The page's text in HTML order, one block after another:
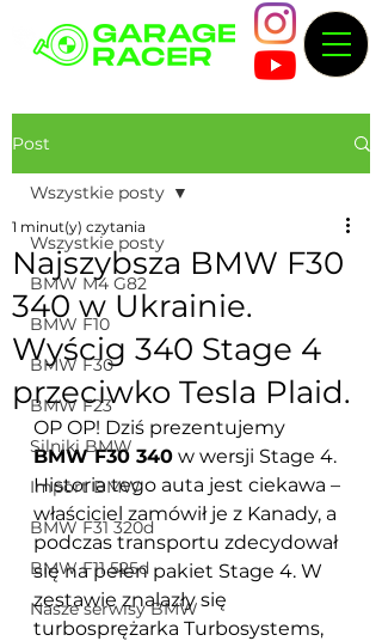
Post
Wszystkie posty
BMW M4 G82
BMW F10
BMW F30
BMW F23
Silniki BMW
Import BMW
BMW F31 320d
BMW F11 525d
Nasze serwisy BMW
Wszystkie posty
Najszybsza BMW F30
340 w Ukrainie.
Wyścig 340 Stage 4
przeciwko Tesla Plaid.
1 minut(y) czytania
OP OP! Dziś prezentujemy
BMW F30 340 w wersji Stage 4.
Historia tego auta jest ciekawa –
właściciel zamówił je z Kanady, a
podczas transportu zdecydował
się na pełen pakiet Stage 4. W
zestawie znalazły się
turbosprężarka Turbosystems,